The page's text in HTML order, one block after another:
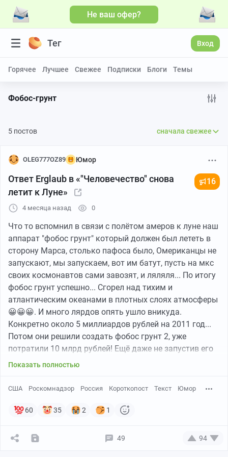
Не ваш офер?
Тег Вход
Горячее Лучшее Свежее Подписки Блоги Темы
Фобос-грунт
5 постов сначала свежее
OLEG777OZ89 Юмор
Ответ Erglaub в «"Человечество" снова
летит к Луне»
16
4 месяца назад 0
Что то вспомнил в связи с полётом амеров к луне наш
аппарат "фобос грунт" который должен был лететь в
сторону Марса, столько пафоса было, Омериканцы не
запускают, мы запускаем, вот им батут, пусть на мкс
своих космонавтов сами завозят, и ляляля... По итогу
фобос грунт успешно... Сгорел над тихим и
атлантическим океанами в плотных слоях атмосферы
😀😀😀. И много лярдов опять ушло вникуда.
Конкретно около 5 миллиардов рублей на 2011 год...
Потом они решили создать фобос грунт 2, уже
потратили 10 млрд рублей! Ещё даже не запустив его
😵🫣🫣 очень полезное капиталовложение... Амеры же,
космическую отрасль, заброшеную к 80-90гг, и снова
Точней не так. Мы и не могли. Союз сверх тяжёлую
успешного полёта амеров, наши отказались от
Показать полностью
США Роскомнадзор Россия Короткопост Текст Юмор
60 35 2 1
49 94
Больше видео